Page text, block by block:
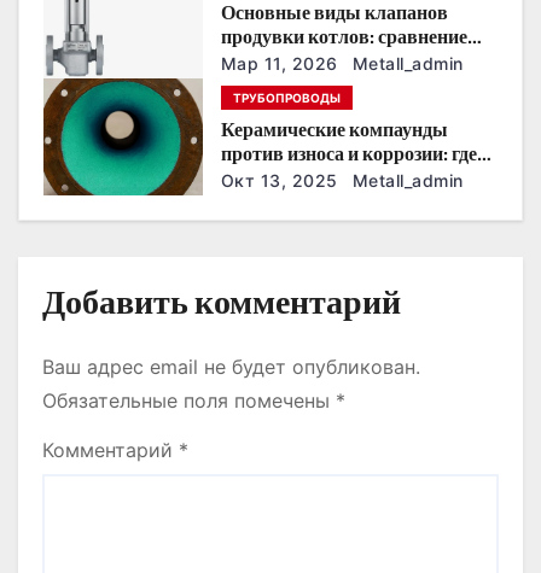
п
и
с
я
м
Основные виды клапанов
продувки котлов: сравнение
устройств и характеристик
Мар 11, 2026 Metall_admin
ТРУБОПРОВОДЫ
Керамические компаунды
против износа и коррозии: где
они работают эффективнее
Окт 13, 2025 Metall_admin
Добавить комментарий
Ваш адрес email не будет опубликован.
Обязательные поля помечены *
Комментарий *